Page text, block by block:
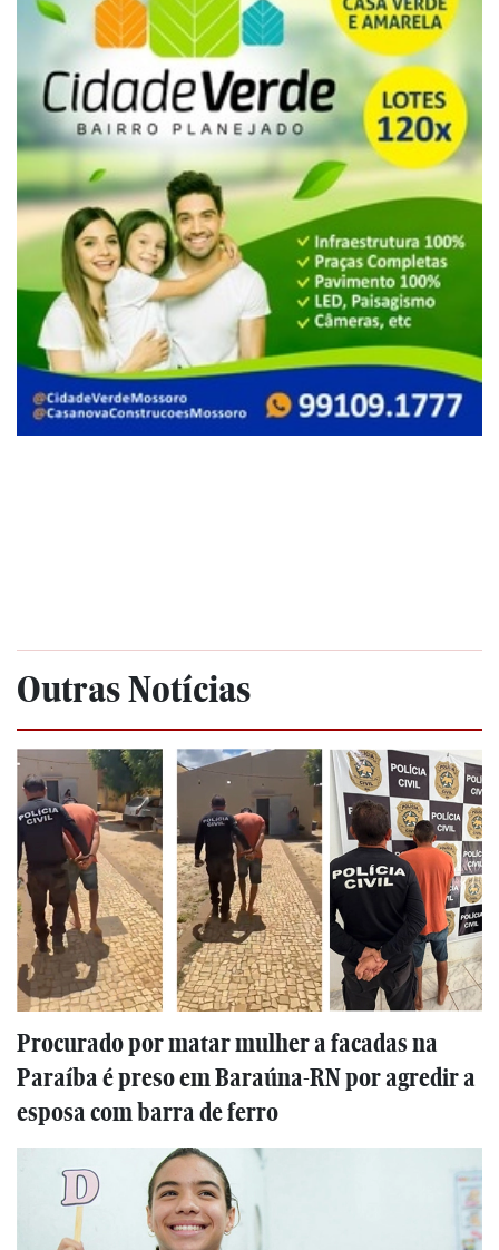
Outras Notícias
Procurado por matar mulher a facadas na
Paraíba é preso em Baraúna-RN por agredir a
esposa com barra de ferro